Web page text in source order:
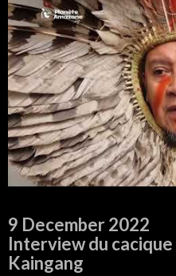
9 December 2022
Interview du
Kaingang